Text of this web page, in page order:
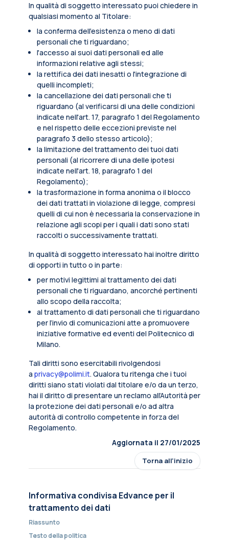
In qualità di soggetto interessato puoi chiedere in
qualsiasi momento al Titolare:
la conferma dell’esistenza o meno di dati
personali che ti riguardano;
l'accesso ai suoi dati personali ed alle
informazioni relative agli stessi;
la rettifica dei dati inesatti o l'integrazione di
quelli incompleti;
la cancellazione dei dati personali che ti
riguardano (al verificarsi di una delle condizioni
indicate nell'art. 17, paragrafo 1 del Regolamento
e nel rispetto delle eccezioni previste nel
paragrafo 3 dello stesso articolo);
la limitazione del trattamento dei tuoi dati
personali (al ricorrere di una delle ipotesi
indicate nell'art. 18, paragrafo 1 del
Regolamento);
la trasformazione in forma anonima o il blocco
dei dati trattati in violazione di legge, compresi
quelli di cui non è necessaria la conservazione in
relazione agli scopi per i quali i dati sono stati
raccolti o successivamente trattati.
In qualità di soggetto interessato hai inoltre diritto
di opporti in tutto o in parte:
per motivi legittimi al trattamento dei dati
personali che ti riguardano, ancorché pertinenti
allo scopo della raccolta;
al trattamento di dati personali che ti riguardano
per l’invio di comunicazioni atte a promuovere
iniziative formative ed eventi del Politecnico di
Milano.
Tali diritti sono esercitabili rivolgendosi
a privacy@polimi.it. Qualora tu ritenga che i tuoi
diritti siano stati violati dal titolare e/o da un terzo,
hai il diritto di presentare un reclamo all’Autorità per
la protezione dei dati personali e/o ad altra
autorità di controllo competente in forza del
Regolamento.
Aggiornata il 27/01/2025
Torna all'inizio
Informativa condivisa Edvance per il
trattamento dei dati
Riassunto
Testo della politica